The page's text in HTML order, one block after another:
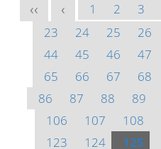
<< < 1 2 3
23
24 25 26
44
45 46 47
65
66 67 68
86
87 88 89
106
107 108
123
124 125